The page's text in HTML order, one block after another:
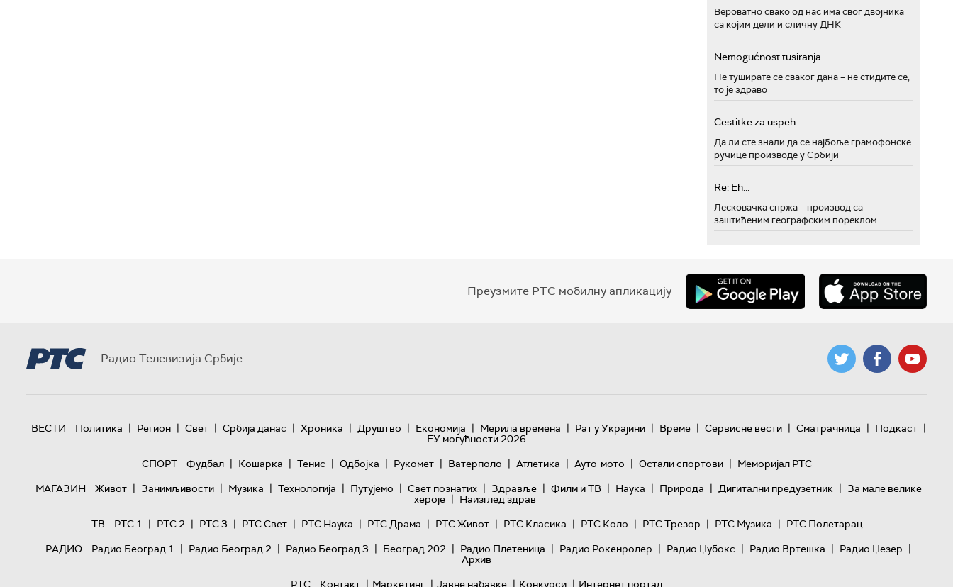
Вероватно свако од нас има свог двојника
са којим дели и сличну ДНК
Nemogućnost tusiranja
Не туширате се сваког дана – не стидите се,
то је здраво
Cestitke za uspeh
Да ли сте знали да се најбоље грамофонске
ручице производе у Србији
Re: Eh...
Лесковачка спржа – производ са
заштићеним географским пореклом
Преузмите РТС мобилну апликацију
Радио Телевизија Србије
ВЕСТИ Политика | Регион | Свет | Србија данас | Хроника | Друштво | Економија | Мерила времена | Рат у Украјини | Време | Сервисне вести | Сматрачница | Подкаст |
ЕУ могућности 2026
СПОРТ
Фудбал | Кошарка | Тенис | Одбојка | Рукомет | Ватерполо | Атлетика | Ауто-мото | Остали спортови | Меморијал РТС
МАГАЗИН
Живот | Занимљивости | Музика | Технологијa | Путујемо | Свет познатих | Здравље | Филм и ТВ | Наука | Природа | Дигитални предузетник | За мале велике
хероје | Наизглед здрав
ТВ
РТС 1 | РТС 2 | РТС 3 | РТС Свет | РТС Наука | РТС Драма | РТС Живот | РТС Класика | РТС Коло | РТС Трезор | РТС Музика | РТС Полетарац
РАДИО
Радио Београд 1 | Радио Београд 2 | Радио Београд 3 | Београд 202 | Радио Плетеница | Радио Рокенролер | Радио Џубокс | Радио Вртешка | Радио Џезер |
Архив
РТС
Контакт | Маркетинг | Јавне набавке | Конкурси | Интернет портал